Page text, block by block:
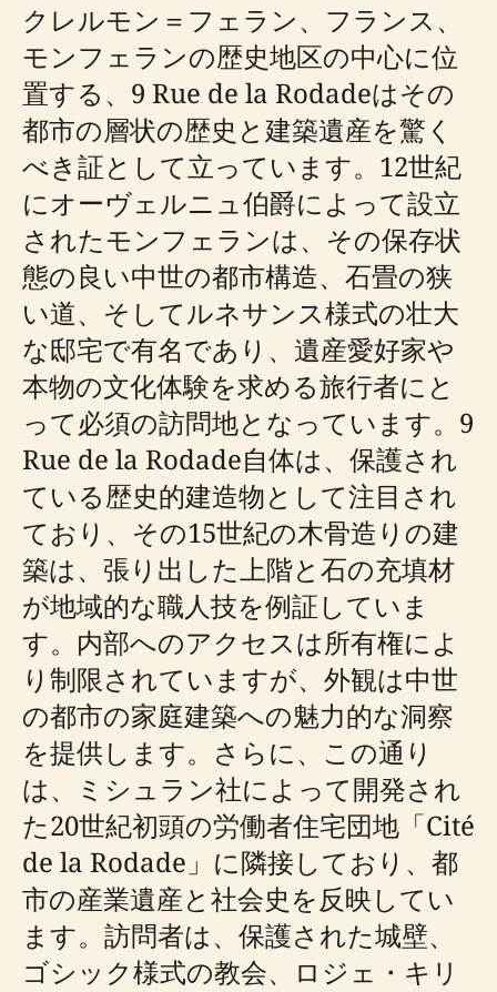
クレルモン＝フェラン、フランス、
モンフェランの歴史地区の中心に位
置する、9 Rue de la Rodadeはその
都市の層状の歴史と建築遺産を驚く
べき証として立っています。12世紀
にオーヴェルニュ伯爵によって設立
されたモンフェランは、その保存状
態の良い中世の都市構造、石畳の狭
い道、そしてルネサンス様式の壮大
な邸宅で有名であり、遺産愛好家や
本物の文化体験を求める旅行者にと
って必須の訪問地となっています。9
Rue de la Rodade自体は、保護され
ている歴史的建造物として注目され
ており、その15世紀の木骨造りの建
築は、張り出した上階と石の充填材
が地域的な職人技を例証していま
す。内部へのアクセスは所有権によ
り制限されていますが、外観は中世
の都市の家庭建築への魅力的な洞察
を提供します。さらに、この通り
は、ミシュラン社によって開発され
た20世紀初頭の労働者住宅団地「Cité
de la Rodade」に隣接しており、都
市の産業遺産と社会史を反映してい
ます。訪問者は、保護された城壁、
ゴシック様式の教会、ロジェ・キリ